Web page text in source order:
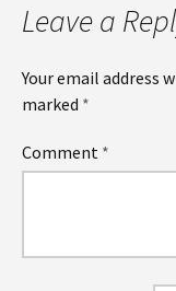
Leave a
Your email address
marked *
Comment *